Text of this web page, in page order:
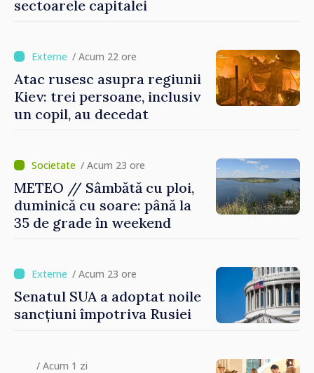
sectoarele capitalei
/ Acum 22 ore
Atac rusesc asupra regiunii
Kiev: trei persoane, inclusiv
un copil, au decedat
/ Acum 23 ore
METEO // Sâmbătă cu ploi,
duminică cu soare: până la
35 de grade în weekend
/ Acum 23 ore
Senatul SUA a adoptat noile
sancțiuni împotriva Rusiei
/ Acum 1 zi